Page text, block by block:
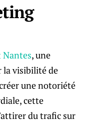
Nantes, une
la visibilité de
une notoriété
cette
du trafic sur